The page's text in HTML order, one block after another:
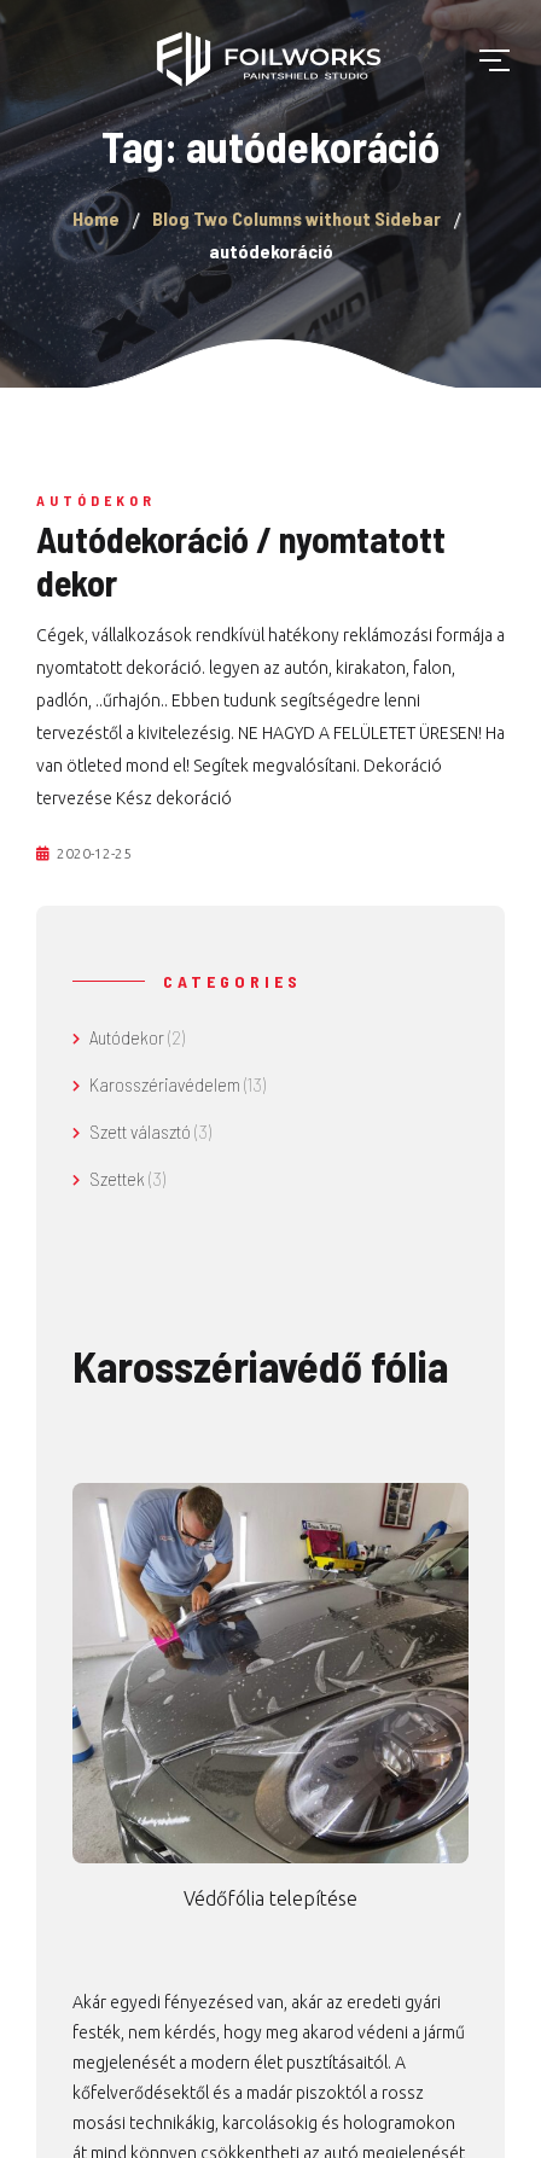
Tag: autódekoráció
Home
Blog Two Columns without Sidebar
autódekoráció
AUTÓDEKOR
Autódekoráció / nyomtatott
dekor
Cégek, vállalkozások rendkívül hatékony reklámozási formája a
nyomtatott dekoráció. legyen az autón, kirakaton, falon,
padlón, ..űrhajón.. Ebben tudunk segítségedre lenni
tervezéstől a kivitelezésig. NE HAGYD A FELÜLETET ÜRESEN! Ha
van ötleted mond el! Segítek megvalósítani. Dekoráció
tervezése Kész dekoráció
2020-12-25
CATEGORIES
Autódekor(2)
Karosszériavédelem (13)
Szett választó (3)
Szettek (3)
Karosszériavédő fólia
Védőfólia telepítése
Akár egyedi fényezésed van, akár az eredeti gyári
festék, nem kérdés, hogy meg akarod védeni a jármű
megjelenését a modern élet pusztításaitól. A
kőfelverődésektől és a madár piszoktól a rossz
mosási technikákig, karcolásokig és hologramokon
át mind könnyen csökkentheti az autó megjelenését